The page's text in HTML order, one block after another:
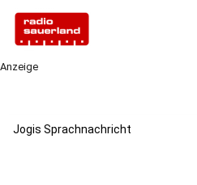
Anzeige
Jogis Sprachnachricht